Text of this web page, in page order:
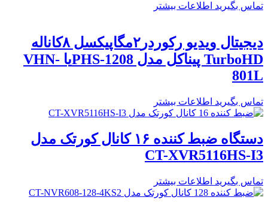
تماس بگیرید اطلاعات بیشتر
دیجیتال ویدیو رکوردر۲مگاپیکسل ۸کاناله
TurboHD پیناکل مدل PHS-1208یا VHN-
801L
تماس بگیرید اطلاعات بیشتر
دستگاه ضبط کننده ۱۶ کانال کورتک مدل
CT-XVR5116HS-I3
تماس بگیرید اطلاعات بیشتر